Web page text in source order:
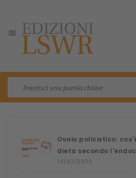

Ovaio policistico:
dieta secondo
14/07/2026